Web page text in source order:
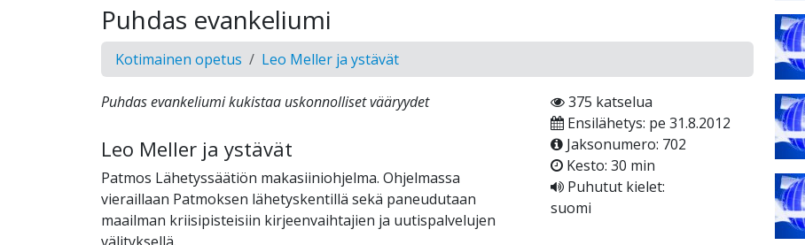
Puhdas evankeliumi
Kotimainen opetus Leo Meller ja ystävät
Puhdas evankeliumi kukistaa uskonnolliset vääryydet
Leo Meller ja ystävät
Patmos Lähetyssäätiön makasiiniohjelma. Ohjelmassa
vieraillaan Patmoksen lähetyskentillä sekä paneudutaan
maailman kriisipisteisiin kirjeenvaihtajien ja uutispalvelujen
375 katselua
Ensilähetys: pe 31.8.2012
Jaksonumero: 702
Kesto: 30 min
Puhutut kielet:
suomi